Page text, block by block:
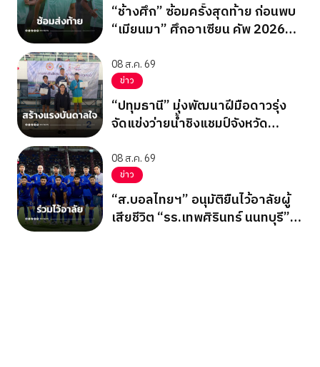
“ช้างศึก” ซ้อมครั้งสุดท้าย ก่อนพบ
“เมียนมา” ศึกอาเซียน คัพ 2026
08 ส.ค. 69
ข่าว
“ปทุมธานี” มุ่งพัฒนาฝีมือดาวรุ่ง
จัดแข่งว่ายน้ำชิงแชมป์จังหวัด
08 ส.ค. 69
ข่าว
“ส.บอลไทยฯ” อนุมัติยืนไว้อาลัยผู้
เสียชีวิต “รร.เทพศิรินทร์ นนทบุรี”